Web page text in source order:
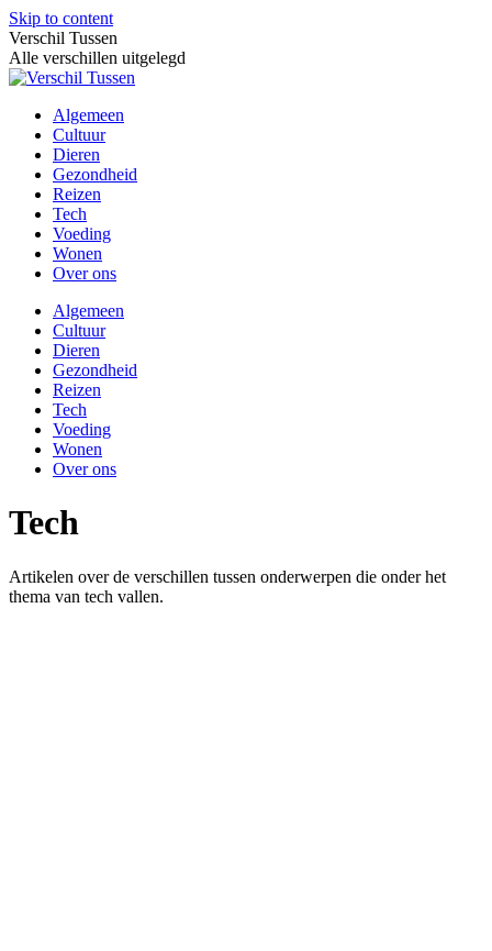
Skip to content
Verschil Tussen
Alle verschillen uitgelegd
Algemeen
Cultuur
Dieren
Gezondheid
Reizen
Tech
Voeding
Wonen
Over ons
Algemeen
Cultuur
Dieren
Gezondheid
Reizen
Tech
Voeding
Wonen
Over ons
Tech
Artikelen over de verschillen tussen onderwerpen die onder het
thema van tech vallen.